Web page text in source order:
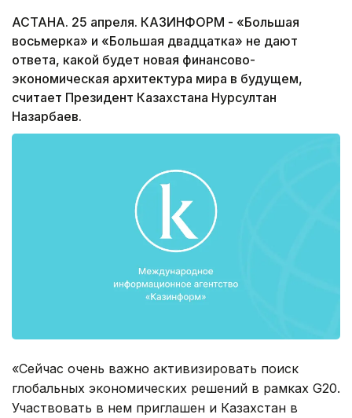
АСТАНА. 25 апреля. КАЗИНФОРМ - «Большая
восьмерка» и «Большая двадцатка» не дают
ответа, какой будет новая финансово-
экономическая архитектура мира в будущем,
считает Президент Казахстана Нурсултан
Назарбаев.
«Сейчас очень важно активизировать поиск
глобальных экономических решений в рамках G20.
Участвовать в нем приглашен и Казахстан в